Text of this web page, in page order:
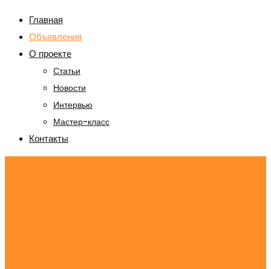
Главная
Объявления
О проекте
Статьи
Новости
Интервью
Мастер-класс
Контакты